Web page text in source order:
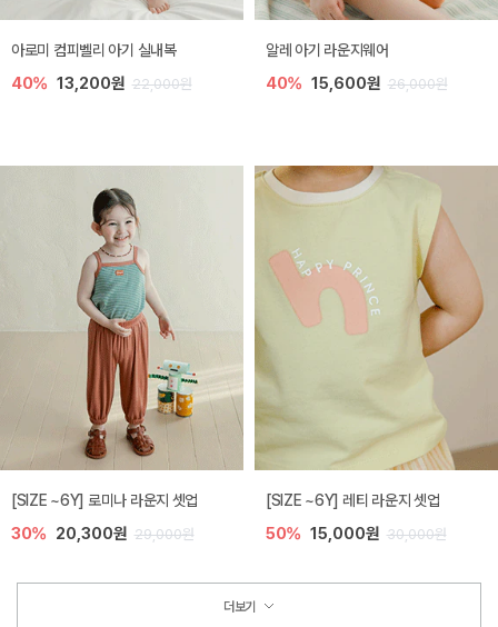
아로미 컴피벨리 아기 실내복
40% 13,200원 22,000원
알레 아기 라운지웨어
40% 15,600원 26,000원
[SIZE ~6Y] 로미나 라운지 셋업
30% 20,300원 29,000원
[SIZE ~6Y] 레티 라운지 셋업
50% 15,000원 30,000원
더보기